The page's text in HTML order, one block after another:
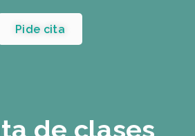
Pide cita
de clases